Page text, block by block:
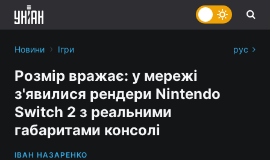
Новини › Ігри рус
Розмір вражає: у мережі
з'явилися рендери Nintendo
Switch 2 з реальними
габаритами консолі
ІВАН НАЗАРЕНКО